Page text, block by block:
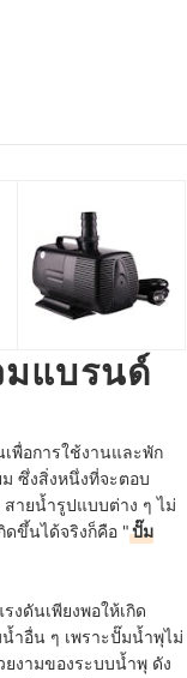
แบรนด์
พื่อการใช้งานและพัก
ซึ่งสิ่งหนึ่งที่จะตอบ
ายน้ำรูปแบบต่าง ๆ ไม่
ดขึ้นได้จริงก็คือ "ปั๊ม
ดันเพียงพอให้เกิด
ำอื่น ๆ เพราะปั๊มน้ำพุไม่
ยงามของระบบน้ำพุ ดัง